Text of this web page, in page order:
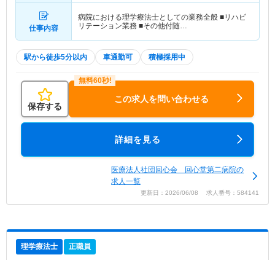
仕事内容
病院における理学療法士としての業務全般 ■リハビ
リテーション業務 ■その他付随…
駅から徒歩5分以内 車通勤可 積極採用中
保存する
この求人を問い合わせる
詳細を見る
医療法人社団回心会 回心堂第二病院の
求人一覧
更新日：2026/06/08 求人番号：584141
理学療法士 正職員